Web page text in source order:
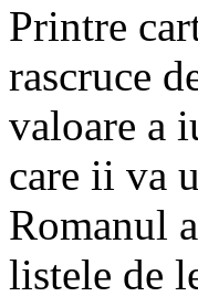
Printre
rascruce
valoare a
care ii va
Romanul
listele de